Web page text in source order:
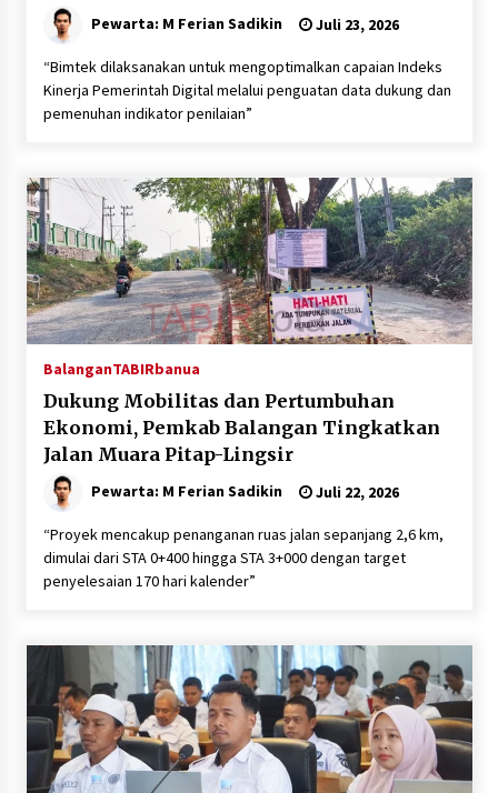
Pewarta: M Ferian Sadikin Juli 23, 2026
“Bimtek dilaksanakan untuk mengoptimalkan capaian Indeks
Kinerja Pemerintah Digital melalui penguatan data dukung dan
pemenuhan indikator penilaian”
BalanganTABIRbanua
Dukung Mobilitas dan Pertumbuhan
Ekonomi, Pemkab Balangan Tingkatkan
Jalan Muara Pitap-Lingsir
Pewarta: M Ferian Sadikin Juli 22, 2026
“Proyek mencakup penanganan ruas jalan sepanjang 2,6 km,
dimulai dari STA 0+400 hingga STA 3+000 dengan target
penyelesaian 170 hari kalender”